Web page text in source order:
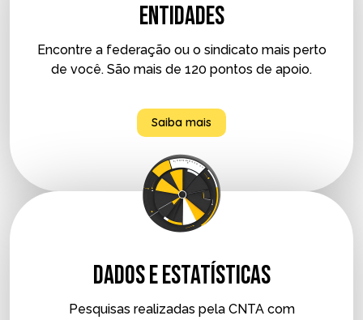
Entidades
Encontre a federação ou o sindicato mais perto
de você. São mais de 120 pontos de apoio.
Saiba mais
Dados e estatísticas
Pesquisas realizadas pela CNTA com